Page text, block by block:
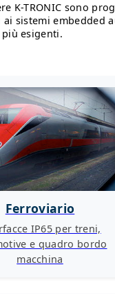
K-TRONIC sono
ai sistemi embedded
esigenti.
Ferroviario
IP65 per treni,
e quadro bordo
macchina